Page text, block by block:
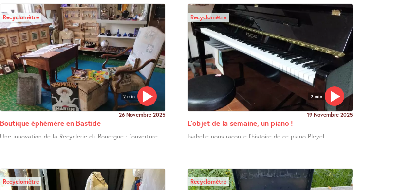
2 min
Recyclomètre
26 Novembre 2025
Boutique éphémère en Bastide
Une innovation de la Recyclerie du Rouergue : l’ouverture...
2 min
Recyclomètre
19 Novembre 2025
L’objet de la semaine, un piano !
Isabelle nous raconte l’histoire de ce piano Pleyel...
Recyclomètre Recyclomètre